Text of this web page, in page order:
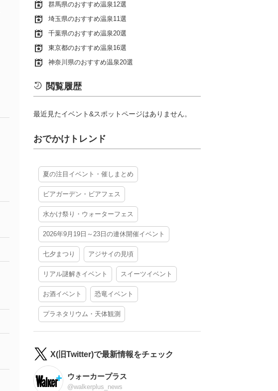
群馬県のおすすめ温泉12選
埼玉県のおすすめ温泉11選
千葉県のおすすめ温泉20選
東京都のおすすめ温泉16選
神奈川県のおすすめ温泉20選
閲覧履歴
最近見たイベント&スポットページはありません。
おでかけトレンド
夏の注目イベント・催しまとめ
ビアガーデン・ビアフェス
水かけ祭り・ウォーターフェス
2026年9月19日～23日の連休開催イベント
七夕まつり アジサイの見頃
リアル謎解きイベント スイーツイベント
お酒イベント 恐竜イベント
プラネタリウム・天体観測
X(旧Twitter)で最新情報をチェック
ウォーカープラス
@walkerplus_news